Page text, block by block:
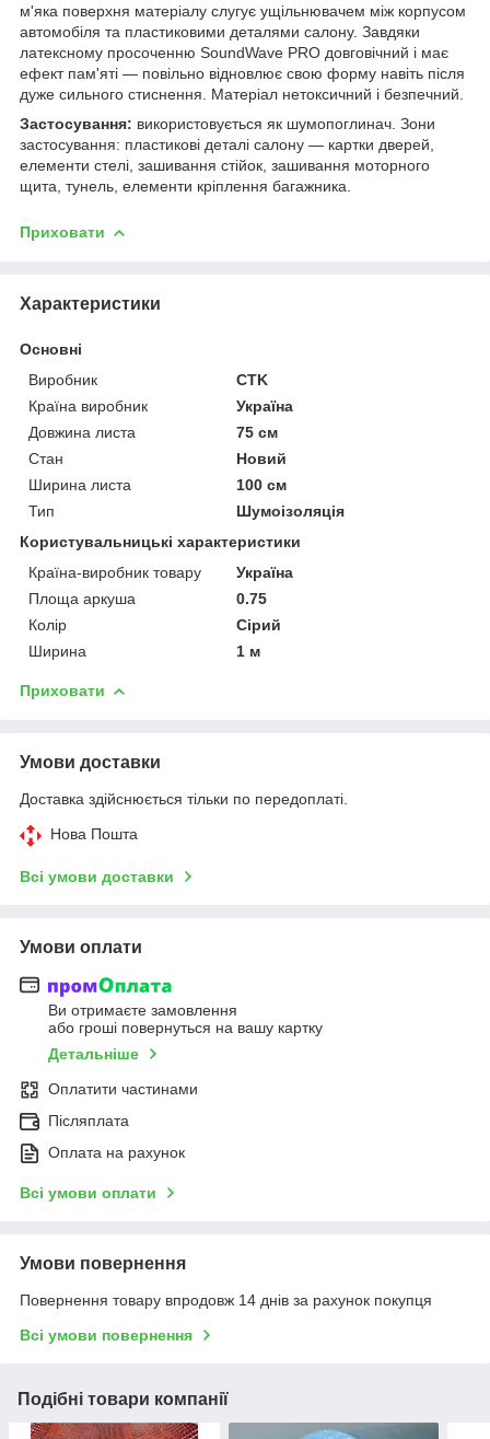
м'яка поверхня матеріалу слугує ущільнювачем між корпусом
автомобіля та пластиковими деталями салону. Завдяки
латексному просоченню SoundWave PRO довговічний і має
ефект пам'яті — повільно відновлює свою форму навіть після
дуже сильного стиснення. Матеріал нетоксичний і безпечний.
Застосування: використовується як шумопоглинач. Зони
застосування: пластикові деталі салону — картки дверей,
елементи стелі, зашивання стійок, зашивання моторного
щита, тунель, елементи кріплення багажника.
Приховати
Характеристики
Основні
Виробник
CTK
Країна виробник
Україна
Довжина листа
75 см
Стан
Новий
Ширина листа
100 см
Тип
Шумоізоляція
Користувальницькі характеристики
Країна-виробник товару
Україна
Площа аркуша
0.75
Колір
Сірий
Ширина
1 м
Приховати
Умови доставки
Доставка здійснюється тільки по передоплаті.
Нова Пошта
Всі умови доставки
Умови оплати
Ви отримаєте замовлення
або гроші повернуться на вашу картку
Детальніше
Оплатити частинами
Післяплата
Оплата на рахунок
Всі умови оплати
Умови повернення
Повернення товару впродовж 14 днів за рахунок покупця
Всі умови повернення
Подібні товари компанії